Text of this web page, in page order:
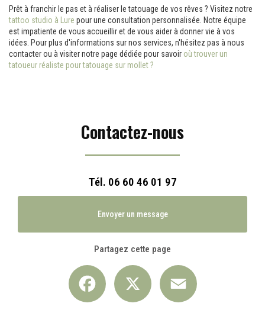
Prêt à franchir le pas et à réaliser le tatouage de vos rêves ? Visitez notre
tattoo studio à Lure pour une consultation personnalisée. Notre équipe
est impatiente de vous accueillir et de vous aider à donner vie à vos
idées. Pour plus d'informations sur nos services, n'hésitez pas à nous
contacter ou à visiter notre page dédiée pour savoir où trouver un
tatoueur réaliste pour tatouage sur mollet ?
Contactez-nous
Tél. 06 60 46 01 97
Envoyer un message
Partagez cette page
Facebook